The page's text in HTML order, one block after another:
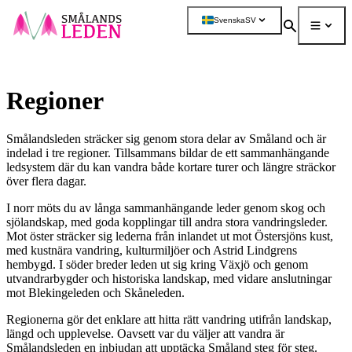
Meny
Mer
SvenskaSV
Sök
Regioner
Smålandsleden sträcker sig genom stora delar av Småland och är
indelad i tre regioner. Tillsammans bildar de ett sammanhängande
ledsystem där du kan vandra både kortare turer och längre sträckor
över flera dagar.
I norr möts du av långa sammanhängande leder genom skog och
sjölandskap, med goda kopplingar till andra stora vandringsleder.
Mot öster sträcker sig lederna från inlandet ut mot Östersjöns kust,
med kustnära vandring, kulturmiljöer och Astrid Lindgrens
hembygd. I söder breder leden ut sig kring Växjö och genom
utvandrarbygder och historiska landskap, med vidare anslutningar
mot Blekingeleden och Skåneleden.
Regionerna gör det enklare att hitta rätt vandring utifrån landskap,
längd och upplevelse. Oavsett var du väljer att vandra är
Smålandsleden en inbjudan att upptäcka Småland steg för steg.